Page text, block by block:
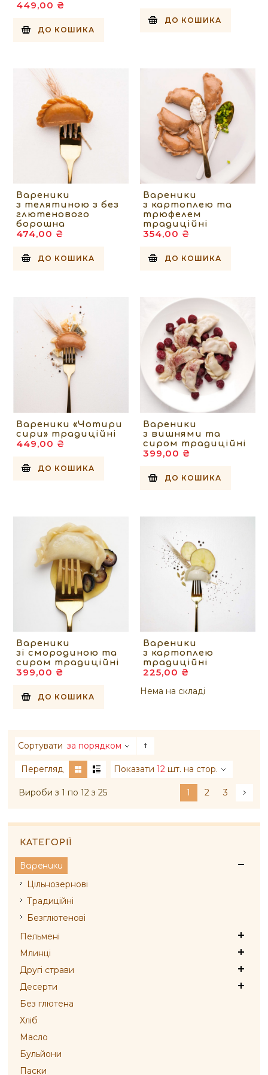
449,00 ₴
ДО КОШИКА
ДО КОШИКА
Вареники
з телятиною з без
глютенового
борошна
474,00 ₴
ДО КОШИКА
Вареники
з картоплею та
трюфелем
традиційні
354,00 ₴
ДО КОШИКА
Вареники «Чотири
сири» традиційні
449,00 ₴
ДО КОШИКА
Вареники
з вишнями та
сиром традиційні
399,00 ₴
ДО КОШИКА
Вареники
зі смородиною та
сиром традиційні
399,00 ₴
ДО КОШИКА
Вареники
з картоплею
традиційні
225,00 ₴
Нема на складі
Сортувати за порядком
Перегляд Показати 12 шт. на стор.
Вироби з 1 по 12 з 25 1 2 3
КАТЕГОРІЇ
Вареники
Цільнозернові
Традиційні
Безглютенові
Пельмені
Млинці
Другі страви
Десерти
Без глютена
Хліб
Масло
Бульйони
Паски